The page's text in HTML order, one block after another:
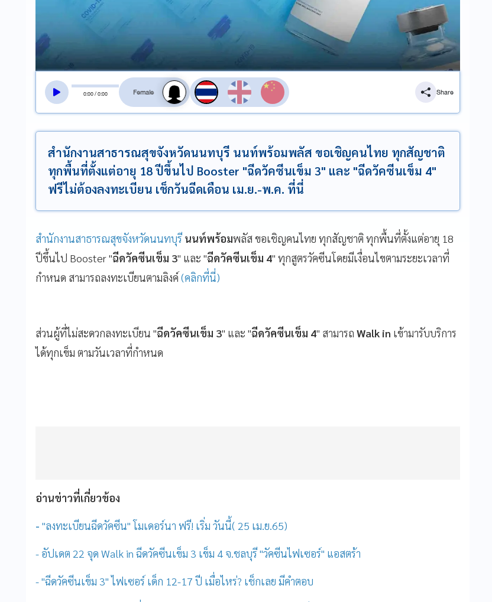
0:00/0:00
สลับเสียงอ่าน
Share
สำนักงานสาธารณสุขจังหวัดนนทบุรี นนท์พร้อมพลัส ขอเชิญคนไทย ทุกสัญชาติ
ทุกพื้นที่ตั้งแต่อายุ 18 ปีขึ้นไป Booster "ฉีดวัคซีนเข็ม 3" และ "ฉีดวัคซีนเข็ม 4"
ฟรีไม่ต้องลงทะเบียน เช็กวันฉีดเดือน เม.ย.-พ.ค. ที่นี่
สำนักงานสาธารณสุขจังหวัดนนทบุรี นนท์พร้อมพลัส ขอเชิญคนไทย ทุกสัญชาติ ทุกพื้นที่ตั้งแต่อายุ 18
ปีขึ้นไป Booster "ฉีดวัคซีนเข็ม 3" และ "ฉีดวัคซีนเข็ม 4" ทุกสูตรวัคซีนโดยมีเงื่อนไขตามระยะเวลาที่
กำหนด สามารถลงทะเบียนตามลิงค์ (คลิกที่นี่)
ส่วนผู้ที่ไม่สะดวกลงทะเบียน "ฉีดวัคซีนเข็ม 3" และ "ฉีดวัคซีนเข็ม 4" สามารถ Walk in เข้ามารับบริการ
ได้ทุกเข็ม ตามวันเวลาที่กำหนด
อ่านข่าวที่เกี่ยวข้อง
- "ลงทะเบียนฉีดวัคซีน" โมเดอร์นา ฟรี! เริ่ม วันนี้( 25 เม.ย.65)
- อัปเดต 22 จุด Walk in ฉีดวัคซีนเข็ม 3 เข็ม 4 จ.ชลบุรี "วัคซีนไฟเซอร์" แอสตร้า
- "ฉีดวัคซีนเข็ม 3" ไฟเซอร์ เด็ก 12-17 ปี เมื่อไหร่? เช็กเลย มีคำตอบ